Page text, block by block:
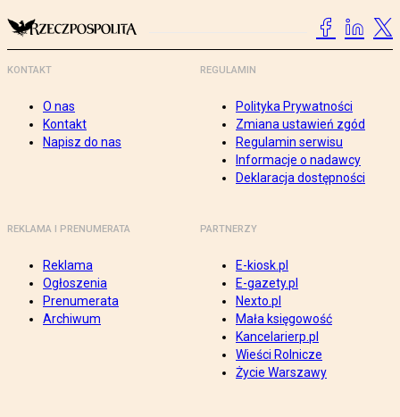
KONTAKT
O nas
Kontakt
Napisz do nas
REGULAMIN
Polityka Prywatności
Zmiana ustawień zgód
Regulamin serwisu
Informacje o nadawcy
Deklaracja dostępności
REKLAMA I PRENUMERATA
Reklama
Ogłoszenia
Prenumerata
Archiwum
PARTNERZY
E-kiosk.pl
E-gazety.pl
Nexto.pl
Mała księgowość
Kancelarierp.pl
Wieści Rolnicze
Życie Warszawy